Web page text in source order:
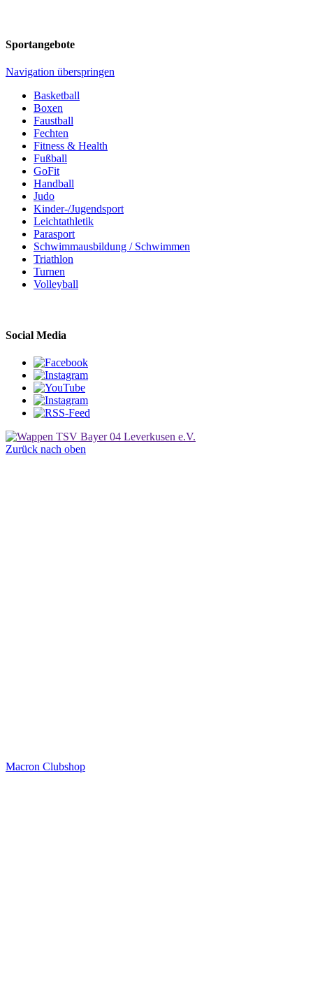
Sportangebote
Navigation überspringen
Basketball
Boxen
Faustball
Fechten
Fitness & Health
Fußball
GoFit
Handball
Judo
Kinder-/Jugendsport
Leichtathletik
Parasport
Schwimmausbildung / Schwimmen
Triathlon
Turnen
Volleyball
Social Media
Zurück nach oben
Macron Clubshop